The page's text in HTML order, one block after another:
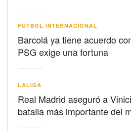
FÚTBOL INTERNACIONAL
Barcolá ya tiene acuerdo
PSG exige una fortuna
LALIGA
Real Madrid aseguró a
batalla más importante del